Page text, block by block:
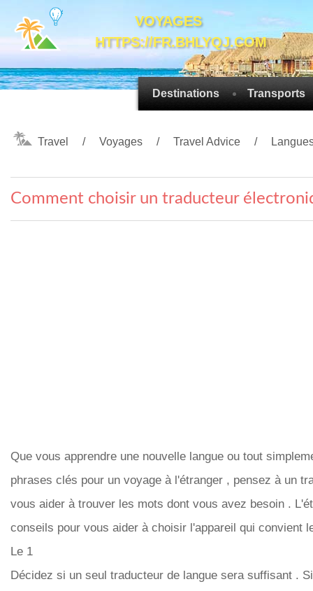
VOYAGES
HTTPS://FR.BHLYQJ.COM
Destinations Transports
Travel Voyages Travel Advice
Comment choisir un traducteur
Que vous apprendre une nouvelle langue ou tout
phrases clés pour un voyage à l'étranger , pensez à un
vous aider à trouver les mots dont vous avez besoin .
conseils pour vous aider à choisir l'appareil qui convient
Le 1
Décidez si un seul traducteur de langue sera suffisant .